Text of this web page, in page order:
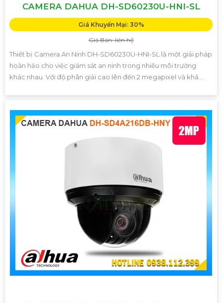
CAMERA DAHUA DH-SD60230U-HNI-SL
Giá Khuyến Mại: 30%
Giá Bán: liên hệ
Thiết bị Camera An Ninh DH-SD60230U-HNI-SL là một giải pháp
hoàn hảo cho việc giám sát an ninh trong nhiều môi trường
khác nhau. Với độ phân giải cao lên đến 2 megapixel và khả...